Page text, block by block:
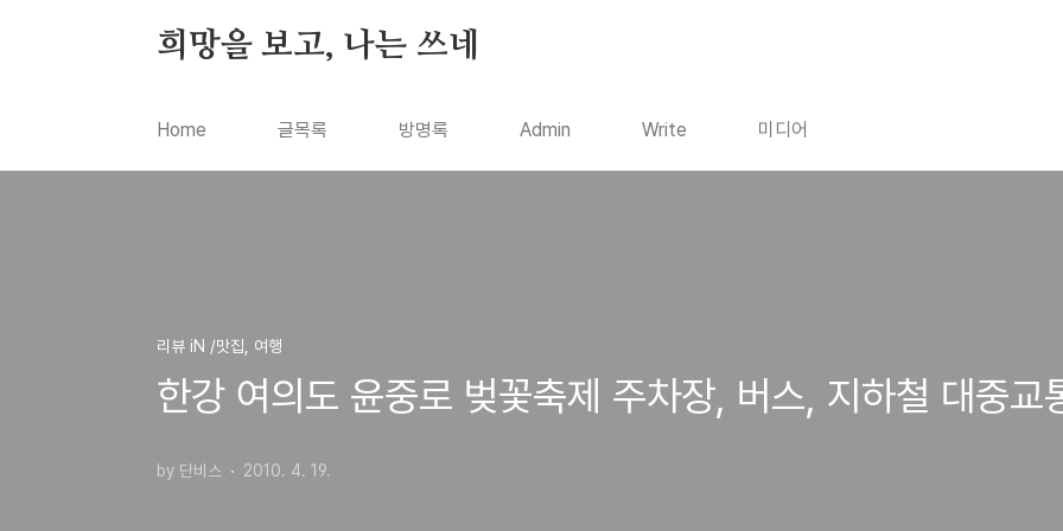
희망을 보고, 나는 쓰네
Home 글목록 방명록 Admin Write 미디어
리뷰 iN /맛집, 여행
한강 여의도 윤중로 벚꽃축제 주차장, 버스, 지하철 대중교
by 단비스 2010. 4. 19.